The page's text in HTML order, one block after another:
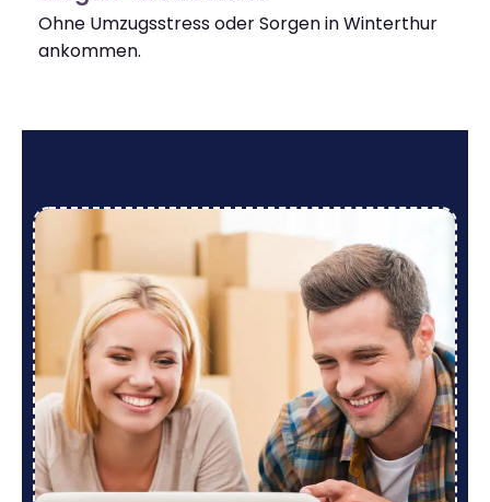
Ohne Umzugsstress oder Sorgen in Winterthur
ankommen.